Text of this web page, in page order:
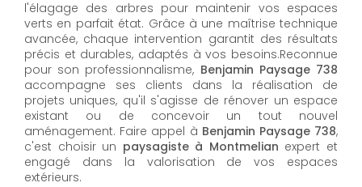
l'élagage des arbres pour maintenir vos espaces
verts en parfait état. Grâce à une maîtrise technique
avancée, chaque intervention garantit des résultats
précis et durables, adaptés à vos besoins.Reconnue
pour son professionnalisme, Benjamin Paysage 738
accompagne ses clients dans la réalisation de
projets uniques, qu'il s'agisse de rénover un espace
existant ou de concevoir un tout nouvel
aménagement. Faire appel à Benjamin Paysage 738,
c'est choisir un paysagiste à Montmelian expert et
engagé dans la valorisation de vos espaces
extérieurs.